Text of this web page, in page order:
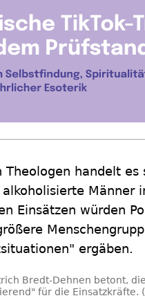
Theologen handelt es
Männer
Einsätzen würden
ergäben.
Bredt-Dehnen betont,
für die Einsatzkräfte.